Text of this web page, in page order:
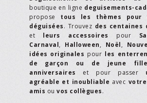
boutique en ligne deguisements-
propose tous les thèmes pour
déguisées. Trouvez des centaines
et leurs accessoires pour
Carnaval, Halloween, Noël,
idées originales pour les
de garçon ou de jeune fille
anniversaires et pour passer
agréable et inoubliable avec
amis ou vos collègues.